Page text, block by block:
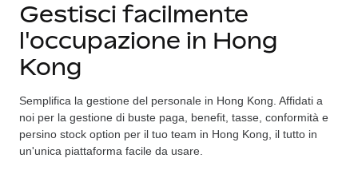
ASSUMI NEL MONDO
Global Payroll
Employer of Record
Espanditi con zero costi di entità locale
Soluzioni
COPERTURA GLOBALE
Ricerca paesi
Trova i servizi di supporto all’impiego per ogni Paese
Confronta Remote
Tariffe
Italiano
Gestisci facilmente
l'occupazione in Hong
Kong
Semplifica la gestione del personale in Hong Kong. Affidati a
noi per la gestione di buste paga, benefit, tasse, conformità e
persino stock option per il tuo team in Hong Kong, il tutto in
un'unica piattaforma facile da usare.